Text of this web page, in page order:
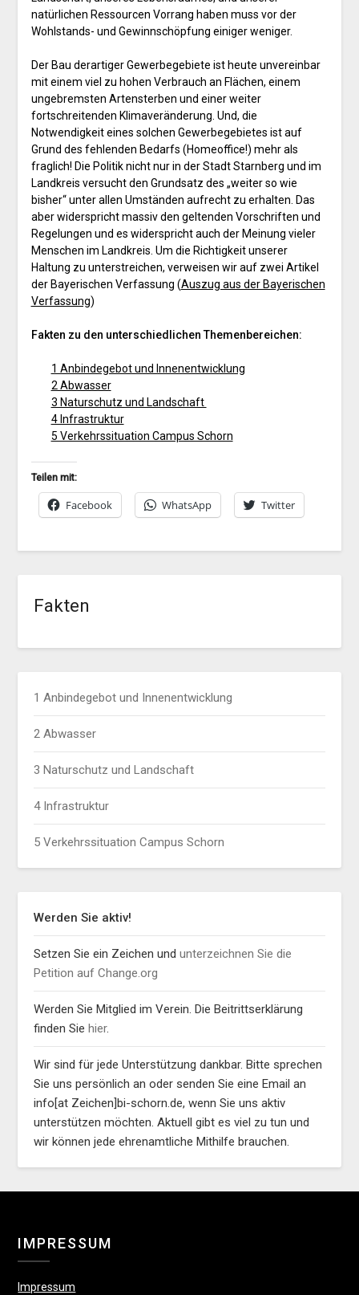
natürlichen Ressourcen Vorrang haben muss vor der
Wohlstands- und Gewinnschöpfung einiger weniger.
Der Bau derartiger Gewerbegebiete ist heute unvereinbar
mit einem viel zu hohen Verbrauch an Flächen, einem
ungebremsten Artensterben und einer weiter
fortschreitenden Klimaveränderung. Und, die
Notwendigkeit eines solchen Gewerbegebietes ist auf
Grund des fehlenden Bedarfs (Homeoffice!) mehr als
fraglich! Die Politik nicht nur in der Stadt Starnberg und im
Landkreis versucht den Grundsatz des „weiter so wie
bisher“ unter allen Umständen aufrecht zu erhalten. Das
aber widerspricht massiv den geltenden Vorschriften und
Regelungen und es widerspricht auch der Meinung vieler
Menschen im Landkreis. Um die Richtigkeit unserer
Haltung zu unterstreichen, verweisen wir auf zwei Artikel
der Bayerischen Verfassung (Auszug aus der Bayerischen
Verfassung)
Fakten zu den unterschiedlichen Themenbereichen:
1 Anbindegebot und Innenentwicklung
2 Abwasser
3 Naturschutz und Landschaft
4 Infrastruktur
5 Verkehrssituation Campus Schorn
Teilen mit:
Facebook WhatsApp Twitter
Fakten
1 Anbindegebot und Innenentwicklung
2 Abwasser
3 Naturschutz und Landschaft
4 Infrastruktur
5 Verkehrssituation Campus Schorn
Werden Sie aktiv!
Setzen Sie ein Zeichen undunterzeichnen Sie die
Petition auf Change.org
Werden Sie Mitglied im Verein. Die Beitrittserklärung
finden Siehier.
Wir sind für jede Unterstützung dankbar. Bitte sprechen
Sie uns persönlich an oder senden Sie eine Email an
info[at Zeichen]bi-schorn.de, wenn Sie uns aktiv
unterstützen möchten. Aktuell gibt es viel zu tun und
wir können jede ehrenamtliche Mithilfe brauchen.
IMPRESSUM
Impressum